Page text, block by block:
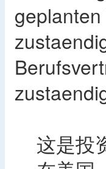
这是投